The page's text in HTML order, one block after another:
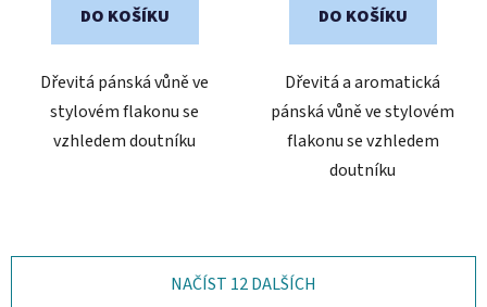
5
hvězdiček.
DO KOŠÍKU
Dřevitá pánská vůně ve
stylovém flakonu se
vzhledem doutníku
DO KOŠÍKU
Dřevitá a aromatická
pánská vůně ve stylovém
flakonu se vzhledem
doutníku
NAČÍST 12 DALŠÍCH